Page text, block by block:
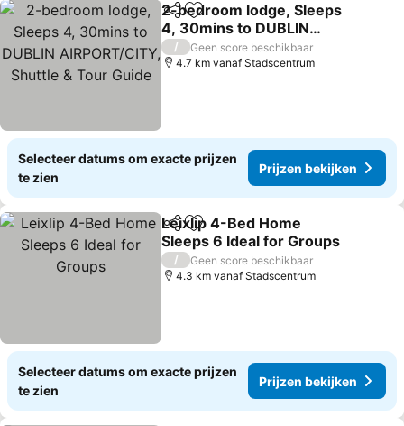
DelenToevoegen aan favorieten
2-bedroom lodge, Sleeps
4, 30mins to DUBLIN
AIRPORT/CITY, Shuttle &
Tour Guide
Prijzen bekijken
/
Geen score beschikbaar
4.7 km vanaf Stadscentrum
Selecteer datums om exacte prijzen
te zien
Prijzen bekijken
DelenToevoegen aan favorieten
Leixlip 4-Bed Home
Sleeps 6 Ideal for Groups
Prijzen bekijken
/
Geen score beschikbaar
4.3 km vanaf Stadscentrum
Selecteer datums om exacte prijzen
te zien
Prijzen bekijken